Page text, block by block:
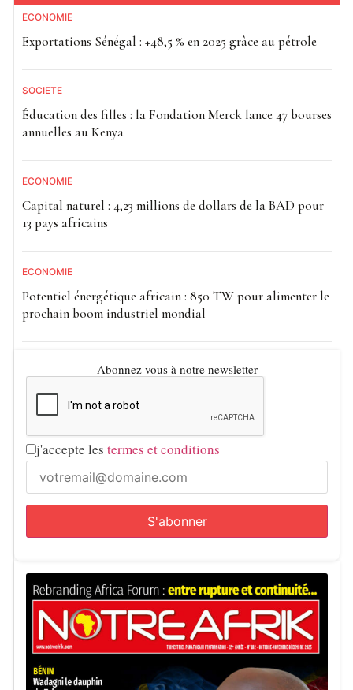
ECONOMIE
Exportations Sénégal : +48,5 % en 2025 grâce au pétrole
SOCIETE
Éducation des filles : la Fondation Merck lance 47 bourses
annuelles au Kenya
ECONOMIE
Capital naturel : 4,23 millions de dollars de la BAD pour
13 pays africains
ECONOMIE
Potentiel énergétique africain : 850 TW pour alimenter le
prochain boom industriel mondial
Abonnez vous à notre newsletter
j'accepte les termes et conditions